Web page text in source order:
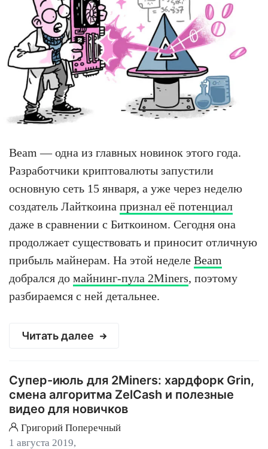
Beam — одна из главных новинок этого года.
Разработчики криптовалюты запустили
основную сеть 15 января, а уже через неделю
создатель Лайткоина признал её потенциал
даже в сравнении с Биткоином. Сегодня она
продолжает существовать и приносит отличную
прибыль майнерам. На этой неделе Beam
добрался до майнинг-пула 2Miners, поэтому
разбираемся с ней детальнее.
Читать далее
Супер-июль для 2Miners: хардфорк Grin,
смена алгоритма ZelCash и полезные
видео для новичков
Григорий Поперечный
1 августа 2019,